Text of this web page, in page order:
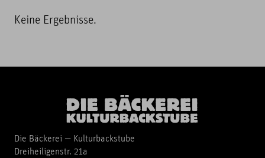
Keine Ergebnisse.
Die Bäckerei — Kulturbackstube
Dreiheiligenstr. 21a